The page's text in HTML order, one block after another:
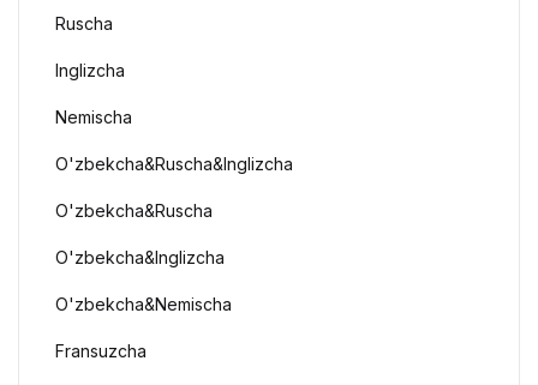
Ruscha
Inglizcha
Nemischa
O'zbekcha&Ruscha&Inglizcha
O'zbekcha&Ruscha
O'zbekcha&Inglizcha
O'zbekcha&Nemischa
Fransuzcha